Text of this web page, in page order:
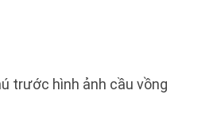
trước hình ảnh cầu vồng